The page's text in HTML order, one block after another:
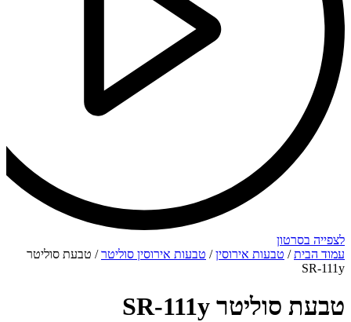
לצפייה בסרטון
עמוד הבית/ טבעות אירוסין/ טבעות אירוסין סוליטר/ טבעת סוליטר
SR-111y
טבעת סוליטר SR-111y